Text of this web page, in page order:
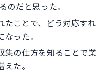
のだと思った。
たことで、どう対応すれ
った。
集の仕方を知ることで業
た。